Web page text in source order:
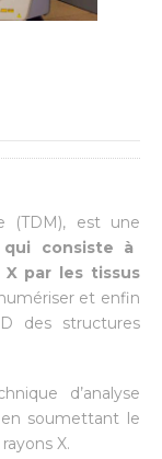
(TDM), est une
qui consiste à
X par les tissus
et enfin
des structures
d’analyse
soumettant le
X.